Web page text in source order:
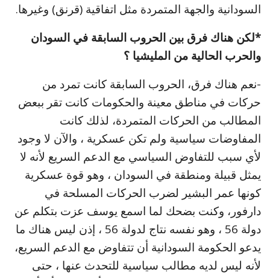
السودانية والجهة المتمردة مثل اتفاقية (قرنق) وغيرها.
*لكن هناك فرق بين الحروب السابقة في السودان
والحرب الحالية من المليشيا ؟
-نعم هناك فرق، الحروب السابقة كانت تمرد من
حركات في مناطق معينة والحكومات كانت تقر ببعض
المطالب من الحركات المتمردة، لذلك كانت
المفاوضات سياسية ولم تكن عسكرية ، والآن لا وجود
لأي سبب للتفاوض السياسي مع الدعم السريع لأنه لا
يمثل قبيلة ومنطقة في السودان ، وهو قوة عسكرية
كونها عمر البشير لضرب الحركات المسلحة في
دارفور، وكنت بضحك لما اسمع يوسف عزت بتكلم عن
دولة 56 ، وهو نفسه نتاج لدولة 56 ، إذن ليس هناك ما
يدعو الحكومة السودانية أن تتفاوض مع الدعم السريع،
لأنه ليس لديه مطالب سياسية للتحدث عنها ، حتى